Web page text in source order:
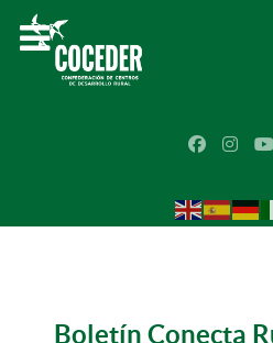
Boletín Conecta